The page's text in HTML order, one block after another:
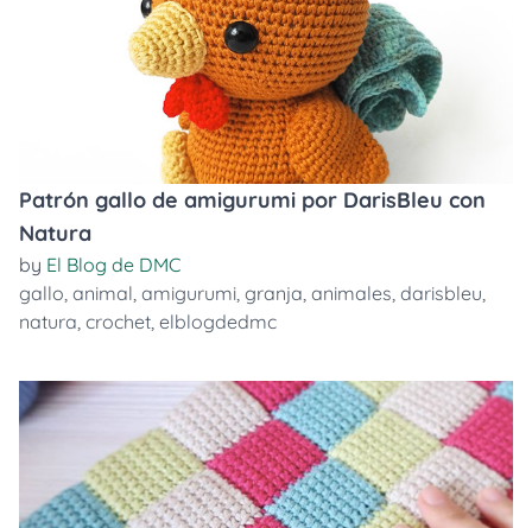
Patrón gallo de amigurumi por DarisBleu con
Natura
by El Blog de DMC
gallo, animal, amigurumi, granja, animales, darisbleu,
natura, crochet, elblogdedmc